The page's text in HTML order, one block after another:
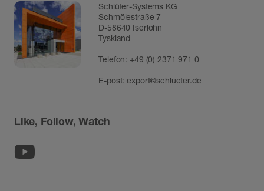
Schlüter-Systems KG
Schmölestraße 7
D-58640 Iserlohn
Tyskland
Telefon:+49 (0) 2371 971 0
E-post:export@schlueter.de
Like, Follow, Watch